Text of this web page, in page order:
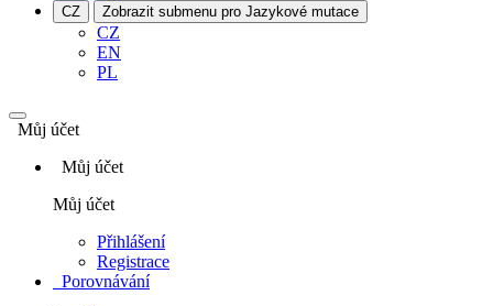
CZ Zobrazit submenu pro Jazykové mutace
CZ
EN
PL
Můj účet
Můj účet
Můj účet
Přihlášení
Registrace
Porovnávání